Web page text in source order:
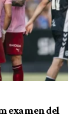
examen del